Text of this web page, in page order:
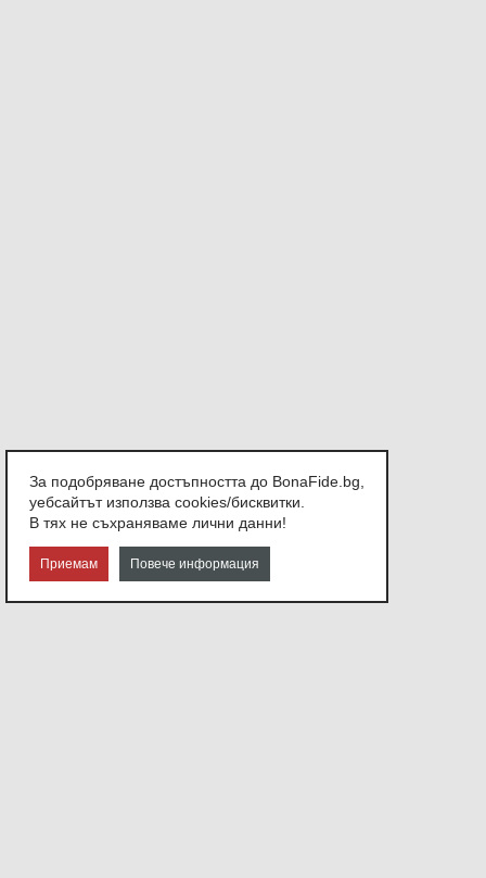
За подобряване достъпността до BonaFide.bg,
уебсайтът използва cookies/бисквитки.
В тях не съхраняваме лични данни!
Приемам Повече информация